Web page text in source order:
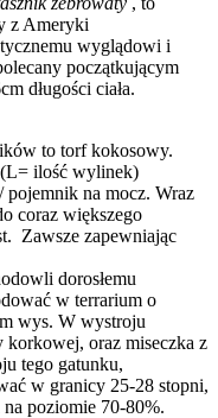
z Ameryki
wyglądowi i
początkującym
długości ciała.
to torf kokosowy.
ilość wylinek)
na mocz. Wraz
coraz większego
Zawsze zapewniając
dorosłemu
w terrarium o
wys. W wystroju
oraz miseczka z
tego gatunku,
w granicy 25-28 stopni,
poziomie 70-80%.